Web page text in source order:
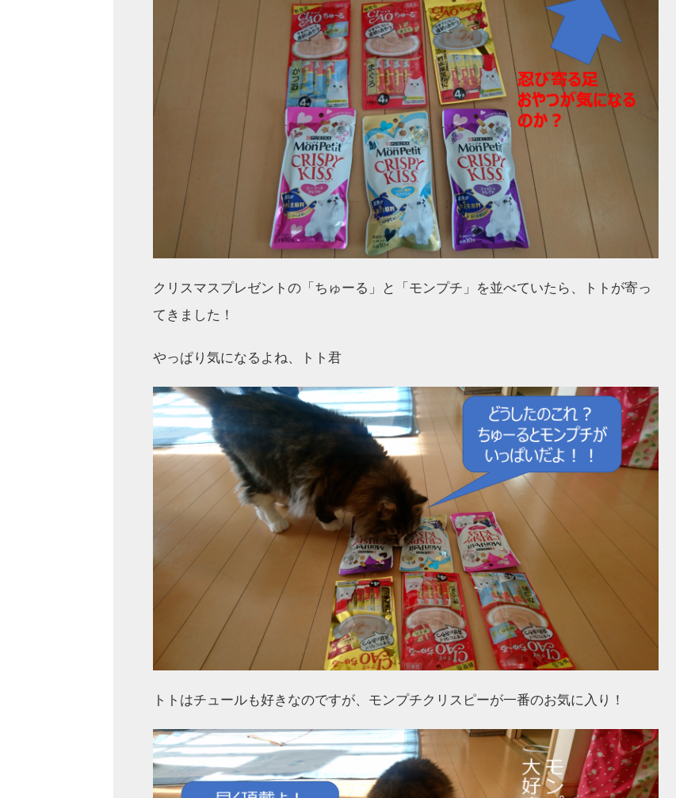
クリスマスプレゼントの「ちゅーる」と「モンプチ」を並べていたら、トトが寄っ
てきました！
やっぱり気になるよね、トト君
トトはチュールも好きなのですが、モンプチクリスピーが一番のお気に入り！